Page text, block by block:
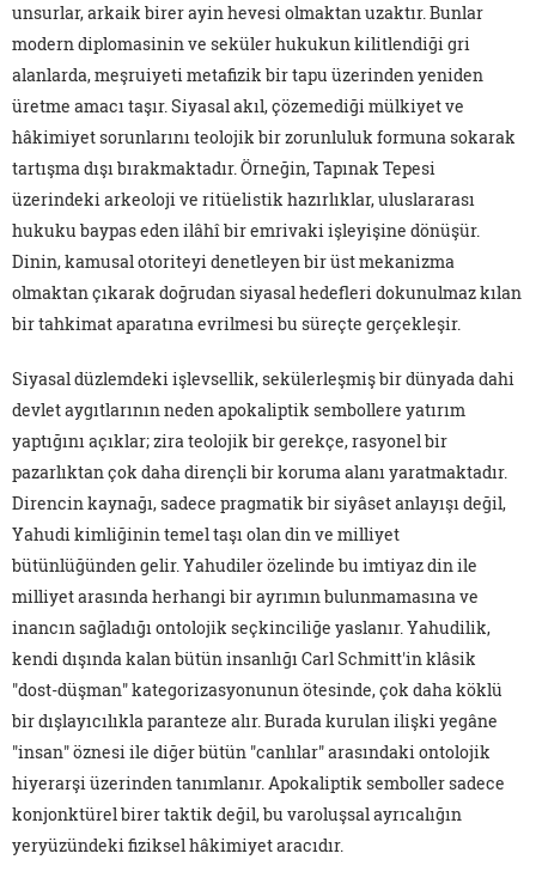
unsurlar, arkaik birer ayin hevesi olmaktan uzaktır. Bunlar
modern diplomasinin ve seküler hukukun kilitlendiği gri
alanlarda, meşruiyeti metafizik bir tapu üzerinden yeniden
üretme amacı taşır. Siyasal akıl, çözemediği mülkiyet ve
hâkimiyet sorunlarını teolojik bir zorunluluk formuna sokarak
tartışma dışı bırakmaktadır. Örneğin, Tapınak Tepesi
üzerindeki arkeoloji ve ritüelistik hazırlıklar, uluslararası
hukuku baypas eden ilâhî bir emrivaki işleyişine dönüşür.
Dinin, kamusal otoriteyi denetleyen bir üst mekanizma
olmaktan çıkarak doğrudan siyasal hedefleri dokunulmaz kılan
bir tahkimat aparatına evrilmesi bu süreçte gerçekleşir.
Siyasal düzlemdeki işlevsellik, sekülerleşmiş bir dünyada dahi
devlet aygıtlarının neden apokaliptik sembollere yatırım
yaptığını açıklar; zira teolojik bir gerekçe, rasyonel bir
pazarlıktan çok daha dirençli bir koruma alanı yaratmaktadır.
Direncin kaynağı, sadece pragmatik bir siyâset anlayışı değil,
Yahudi kimliğinin temel taşı olan din ve milliyet
bütünlüğünden gelir. Yahudiler özelinde bu imtiyaz din ile
milliyet arasında herhangi bir ayrımın bulunmamasına ve
inancın sağladığı ontolojik seçkinciliğe yaslanır. Yahudilik,
kendi dışında kalan bütün insanlığı Carl Schmitt'in klâsik
"dost-düşman" kategorizasyonunun ötesinde, çok daha köklü
bir dışlayıcılıkla paranteze alır. Burada kurulan ilişki yegâne
"insan" öznesi ile diğer bütün "canlılar" arasındaki ontolojik
hiyerarşi üzerinden tanımlanır. Apokaliptik semboller sadece
konjonktürel birer taktik değil, bu varoluşsal ayrıcalığın
yeryüzündeki fiziksel hâkimiyet aracıdır.